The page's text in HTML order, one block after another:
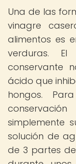
Una de las
vinagre
alimentos es
verduras.
conservante
ácido que
hongos.
simplemente
solución de
de 3 partes